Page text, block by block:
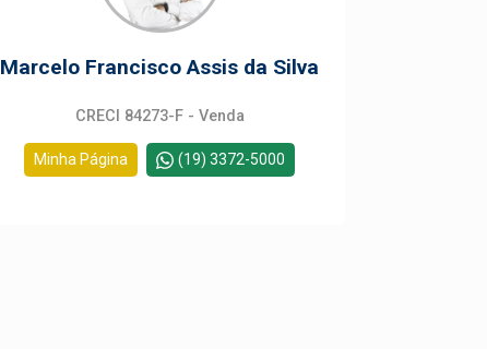
Marcelo Francisco Assis da Silva
CRECI 84273-F - Venda
Minha Página (19) 3372-5000